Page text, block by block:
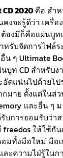
2020คือ สำ
งจะรู้ดีว่า เครื่
องมีก็คือแผ่นบูท
รับจัดการไฟล์ร
ๆ Ultimate
บูท CD สำหรับ
อัดแน่นไปด้วยโ
มาย ตั้งแต่ในส่ว
และอื่น ๆ
บการยอมรับว่า
freedos ให้ใช้กั
มทั้งมือใหม่ มือ
ะความไฝ่รู้ใน